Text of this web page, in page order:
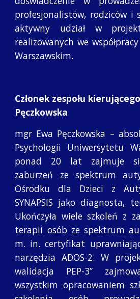
profesjonalistów, rodziców i
aktywny udział w
realizowanych we
Warszawskim.
Członek zespołu
Pęczkowska
mgr Ewa Pęczkowska –
Psychologii Uniwersytetu
ponad 20 lat zajmuje
zaburzeń ze spektrum
Ośrodku dla Dzieci z
SYNAPSIS jako diagnosta,
Ukończyła wiele szkoleń z
terapii osób ze spektrum
m. in. certyfikat
narzędzia ADOS-2. W
walidacja PEP-3”
wszystkim opracowaniem